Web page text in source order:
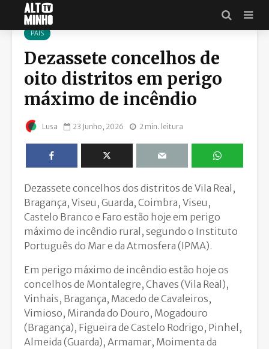
PAÍS
Dezassete concelhos de
oito distritos em perigo
máximo de incêndio
Lusa 23 Junho, 2026 2 min. leitura
Dezassete concelhos dos distritos de Vila Real,
Bragança, Viseu, Guarda, Coimbra, Viseu,
Castelo Branco e Faro estão hoje em perigo
máximo de incêndio rural, segundo o Instituto
Português do Mar e da Atmosfera (IPMA).
Em perigo máximo de incêndio estão hoje os
concelhos de Montalegre, Chaves (Vila Real),
Vinhais, Bragança, Macedo de Cavaleiros,
Vimioso, Miranda do Douro, Mogadouro
(Bragança), Figueira de Castelo Rodrigo, Pinhel,
Almeida (Guarda), Armamar, Moimenta da